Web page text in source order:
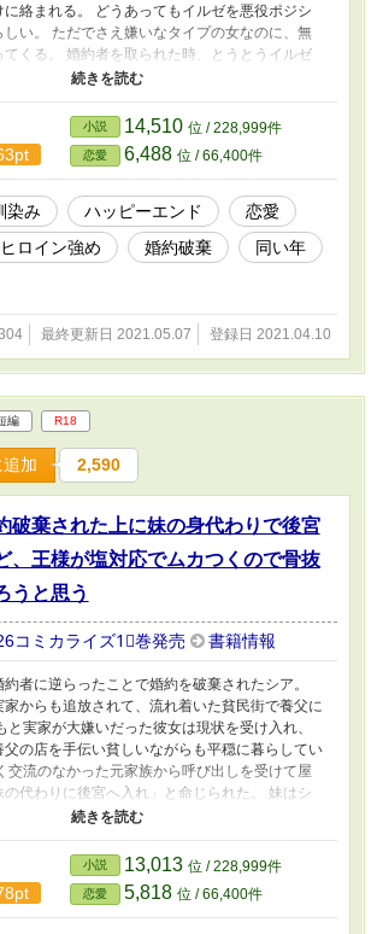
絡まれる。 どうあってもイルゼを悪役ポジシ
しい。 ただでさえ嫌いなタイプの女なのに、無
くる。 婚約者を取られた時、とうとうイルゼ
れた。 よろしい、ならば戦争です。 婚約者は無
が、その性根が気に食わない。 私がいじめの
のならそれを全ういたしましょう。 イルゼは幼
あるヨシュアと共に、真っ向からヒロインの挑戦
。 あざとかわいい系ゆるふわヒロインに、ク
人公が嫌味と嘲笑でチクチクやり返すほのぼの
※主人公はほどほどに性格と口が悪いですので
※ヒロイン（主人公じゃない方）は前世持ちで
小説 14,510 位 / 228,999件
恋愛 6,488 位 / 66,400件
染み ハッピーエンド
恋愛
ヒロイン強め 婚約破棄
同い年
最終更新日 2021.05.07 登録日 2021.04.10
編 R18
加 2,590
破棄された上に妹の身代わりで後宮
、王様が塩対応でムカつくので骨抜
うと思う
コミカライズ1⃣巻発売 書籍情報
者に逆らったことで婚約を破棄されたシア。
からも追放されて、流れ着いた貧民街で養父に
と実家が大嫌いだった彼女は現状を受け入れ、
父の店を手伝い貧しいながらも平穏に暮らしてい
交流のなかった元家族から呼び出しを受けて屋
の代わりに後宮へ入れ」と命じられた。 妹はシ
婚約が成立したばかりで、後宮入りなどありえな
現れた王様は取り付く島もないほどの塩対応
るシアに死ぬほど面倒臭そうなため息をついた
カついたシアは、勘当中に養父のもとで鍛え
で、王様をメロメロにすることに成功する。 ※
小説 13,013 位 / 228,999件
恋愛 5,818 位 / 66,400件